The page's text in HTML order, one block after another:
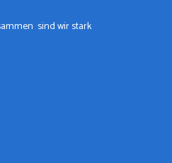
sind wir stark